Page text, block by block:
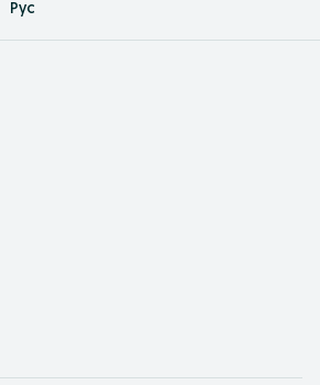
Рус